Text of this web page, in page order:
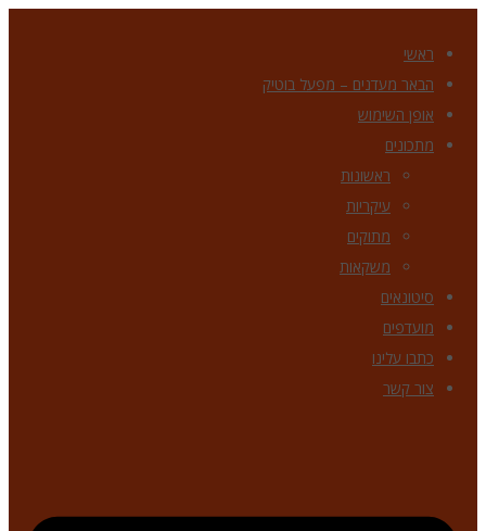
ראשי
הבאר מעדנים – מפעל בוטיק
אופן השימוש
מתכונים
ראשונות
עיקריות
מתוקים
משקאות
סיטונאים
מועדפים
כתבו עלינו
צור קשר